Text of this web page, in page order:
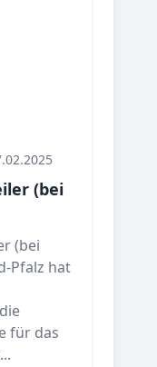
(bei
(bei
Pfalz hat
für das